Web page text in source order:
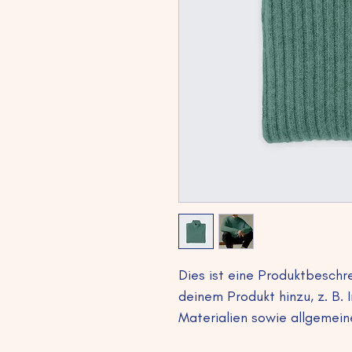
Dies ist eine
deinem Produkt hinzu, z.
Materialien sowie